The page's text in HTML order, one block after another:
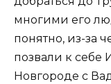
многими его
понятно, из-за
позвали к себе
Новгороде с